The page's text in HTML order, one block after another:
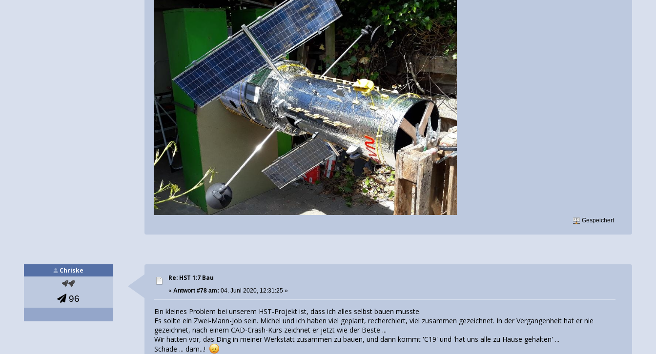
Gespeichert
Chriske
96
Re: HST 1:7 Bau
«Antwort #78 am: 04. Juni 2020, 12:31:25 »
Ein kleines Problem bei unserem HST-Projekt ist, dass ich alles selbst bauen musste.
Es sollte ein Zwei-Mann-Job sein. Michel und ich haben viel geplant, recherchiert, viel zusammen gezeichnet. In der Vergangenheit hat er nie
gezeichnet, nach einem CAD-Crash-Kurs zeichnet er jetzt wie der Beste ...
Wir hatten vor, das Ding in meiner Werkstatt zusammen zu bauen, und dann kommt 'C19' und 'hat uns alle zu Hause gehalten' ...
Schade ... dam...!